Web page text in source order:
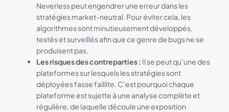
Neverless peut engendrer une erreur dans les
stratégies market-neutral. Pour éviter cela, les
algorithmes sont minutieusement développés,
testés et surveillés afin que ce genre de bugs ne se
produisent pas.
Les risques des contreparties : Il se peut qu’une des
plateformes sur lesquels les stratégies sont
déployées fasse faillite. C’est pourquoi chaque
plateforme est sujette à une analyse complète et
régulière, de laquelle découle une exposition